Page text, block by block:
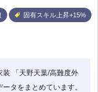
固有スキル上昇+15%
「天野天葉/高難度外
タをまとめています。